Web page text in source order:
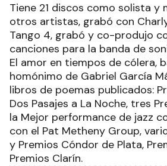
Tiene 21 discos como solista y
otros artistas, grabó con
Tango 4, grabó y co-produjo
canciones para la banda de
El amor en tiempos de cólera,
homónimo de Gabriel García
libros de poemas publicados:
Dos Pasajes a La Noche, tres
la Mejor performance de jazz
con el Pat Metheny Group,
y Premios Cóndor de Plata,
Premios Clarín.